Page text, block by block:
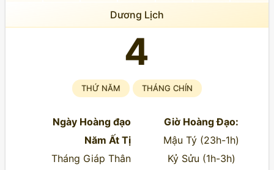
Dương Lịch
4
THỨ NĂM THÁNG CHÍN
Ngày Hoàng đạo
Năm Ất Tị
Tháng Giáp Thân
Giờ Hoàng Đạo:
Mậu Tý (23h-1h)
Kỷ Sửu (1h-3h)